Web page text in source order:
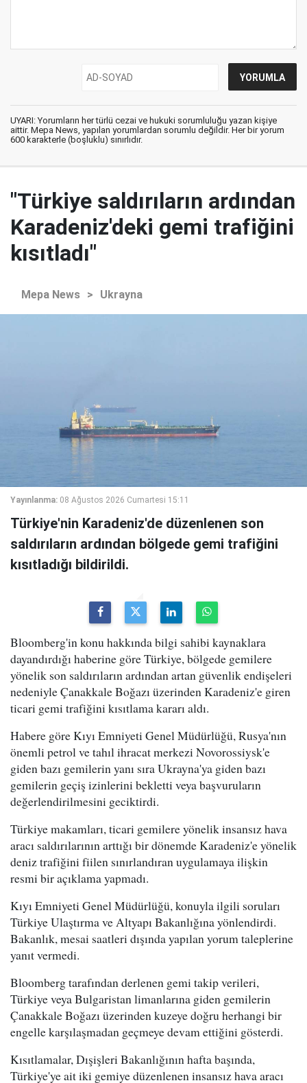
UYARI: Yorumların her türlü cezai ve hukuki sorumluluğu yazan kişiye
aittir. Mepa News, yapılan yorumlardan sorumlu değildir. Her bir yorum
600 karakterle (boşluklu) sınırlıdır.
"Türkiye saldırıların ardından
Karadeniz'deki gemi trafiğini
kısıtladı"
Mepa News > Ukrayna
Yayınlanma: 08 Ağustos 2026 Cumartesi 15:11
Türkiye'nin Karadeniz'de düzenlenen son
saldırıların ardından bölgede gemi trafiğini
kısıtladığı bildirildi.
Bloomberg'in konu hakkında bilgi sahibi kaynaklara
dayandırdığı haberine göre Türkiye, bölgede gemilere
yönelik son saldırıların ardından artan güvenlik endişeleri
nedeniyle Çanakkale Boğazı üzerinden Karadeniz'e giren
ticari gemi trafiğini kısıtlama kararı aldı.
Habere göre Kıyı Emniyeti Genel Müdürlüğü, Rusya'nın
önemli petrol ve tahıl ihracat merkezi Novorossiysk'e
giden bazı gemilerin yanı sıra Ukrayna'ya giden bazı
gemilerin geçiş izinlerini bekletti veya başvuruların
değerlendirilmesini geciktirdi.
Türkiye makamları, ticari gemilere yönelik insansız hava
aracı saldırılarının arttığı bir dönemde Karadeniz'e yönelik
deniz trafiğini fiilen sınırlandıran uygulamaya ilişkin
resmi bir açıklama yapmadı.
Kıyı Emniyeti Genel Müdürlüğü, konuyla ilgili soruları
Türkiye Ulaştırma ve Altyapı Bakanlığına yönlendirdi.
Bakanlık, mesai saatleri dışında yapılan yorum taleplerine
yanıt vermedi.
Bloomberg tarafından derlenen gemi takip verileri,
Türkiye veya Bulgaristan limanlarına giden gemilerin
Çanakkale Boğazı üzerinden kuzeye doğru herhangi bir
engelle karşılaşmadan geçmeye devam ettiğini gösterdi.
Kısıtlamalar, Dışişleri Bakanlığının hafta başında,
Türkiye'ye ait iki gemiye düzenlenen insansız hava aracı